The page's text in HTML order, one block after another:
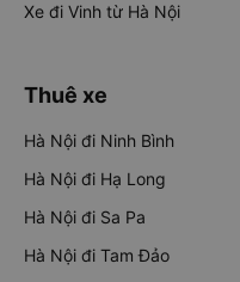
Xe đi Vinh từ Hà Nội
Thuê xe
Hà Nội đi Ninh Bình
Hà Nội đi Hạ Long
Hà Nội đi Sa Pa
Hà Nội đi Tam Đảo